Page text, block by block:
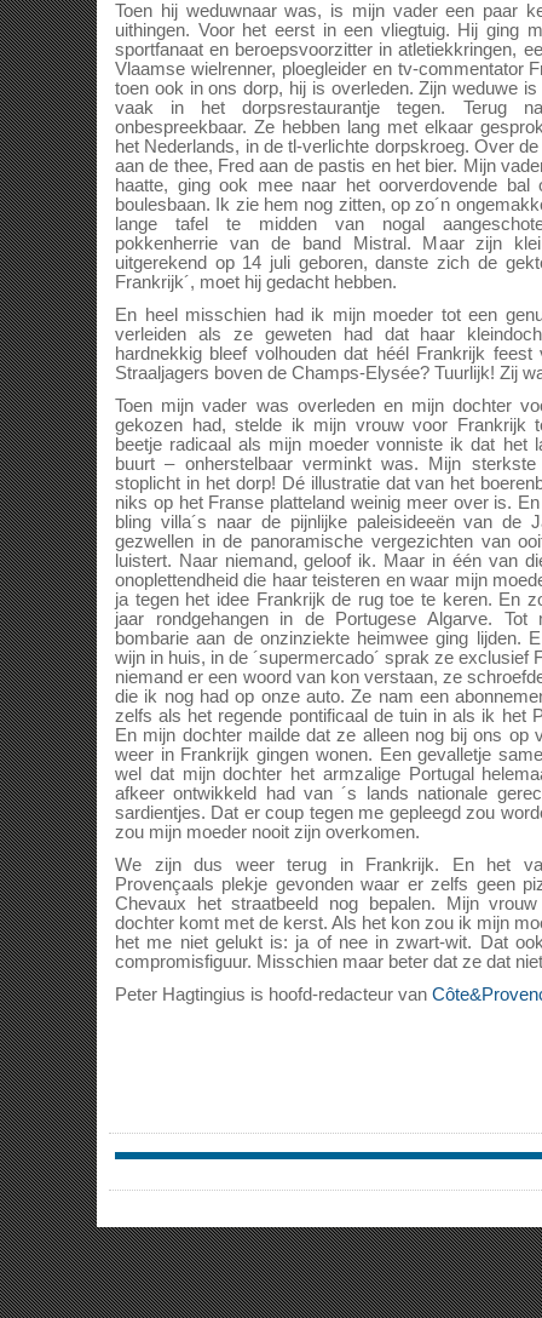
Toen hij weduwnaar was, is mijn vader een paar
uithingen. Voor het eerst in een vliegtuig. Hij ging
sportfanaat en beroepsvoorzitter in atletiekkringen,
Vlaamse wielrenner, ploegleider en tv-commentator
toen ook in ons dorp, hij is overleden. Zijn weduwe
vaak in het dorpsrestaurantje tegen. Terug
onbespreekbaar. Ze hebben lang met elkaar
het Nederlands, in de tl-verlichte dorpskroeg. Over
aan de thee, Fred aan de pastis en het bier. Mijn
haatte, ging ook mee naar het oorverdovende bal
boulesbaan. Ik zie hem nog zitten, op zo´n
lange tafel te midden van nogal
pokkenherrie van de band Mistral. Maar zijn
uitgerekend op 14 juli geboren, danste zich de
Frankrijk´, moet hij gedacht hebben.
En heel misschien had ik mijn moeder tot een
verleiden als ze geweten had dat haar
hardnekkig bleef volhouden dat héél Frankrijk
Straaljagers boven de Champs-Elysée? Tuurlijk! Zij
Toen mijn vader was overleden en mijn dochter
gekozen had, stelde ik mijn vrouw voor Frankrijk
beetje radicaal als mijn moeder vonniste ik dat het
buurt – onherstelbaar verminkt was. Mijn
stoplicht in het dorp! Dé illustratie dat van het
niks op het Franse platteland weinig meer over is.
bling villa´s naar de pijnlijke paleisideeën van de
gezwellen in de panoramische vergezichten van
luistert. Naar niemand, geloof ik. Maar in één van
onoplettendheid die haar teisteren en waar mijn
ja tegen het idee Frankrijk de rug toe te keren. En
jaar rondgehangen in de Portugese Algarve. Tot
bombarie aan de onzinziekte heimwee ging lijden.
wijn in huis, in de ´supermercado´ sprak ze exclusief
niemand er een woord van kon verstaan, ze
die ik nog had op onze auto. Ze nam een
zelfs als het regende pontificaal de tuin in als ik het
En mijn dochter mailde dat ze alleen nog bij ons op
weer in Frankrijk gingen wonen. Een gevalletje
wel dat mijn dochter het armzalige Portugal
afkeer ontwikkeld had van ´s lands nationale
sardientjes. Dat er coup tegen me gepleegd zou
zou mijn moeder nooit zijn overkomen.
We zijn dus weer terug in Frankrijk. En het
Provençaals plekje gevonden waar er zelfs geen
Chevaux het straatbeeld nog bepalen. Mijn
dochter komt met de kerst. Als het kon zou ik mijn
het me niet gelukt is: ja of nee in zwart-wit. Dat
compromisfiguur. Misschien maar beter dat ze dat
Peter Hagtingius is hoofd-redacteur van